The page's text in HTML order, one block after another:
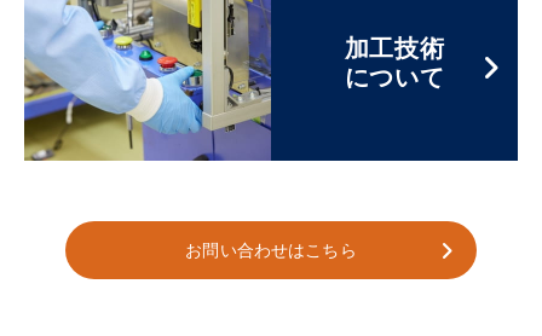
加工技術
について
お問い合わせはこちら